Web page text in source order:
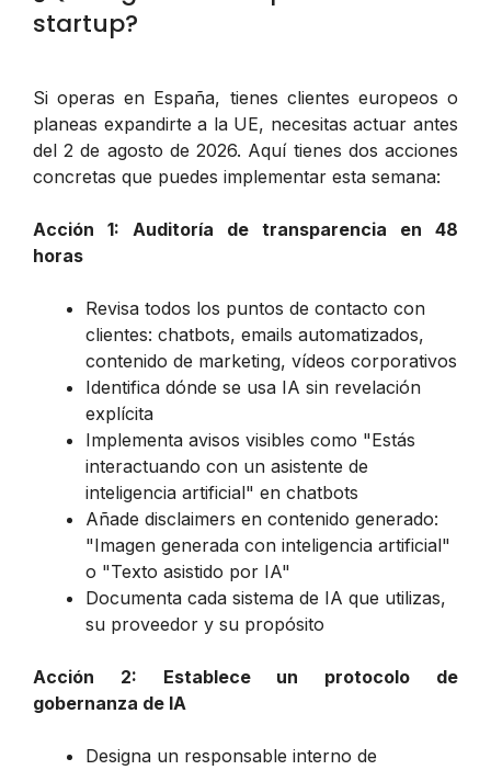
startup?
Si operas en España, tienes clientes europeos o
planeas expandirte a la UE, necesitas actuar antes
del 2 de agosto de 2026. Aquí tienes dos acciones
concretas que puedes implementar esta semana:
Acción 1: Auditoría de transparencia en 48
horas
Revisa todos los puntos de contacto con
clientes: chatbots, emails automatizados,
contenido de marketing, vídeos corporativos
Identifica dónde se usa IA sin revelación
explícita
Implementa avisos visibles como "Estás
interactuando con un asistente de
inteligencia artificial" en chatbots
Añade disclaimers en contenido generado:
"Imagen generada con inteligencia artificial"
o "Texto asistido por IA"
Documenta cada sistema de IA que utilizas,
su proveedor y su propósito
Acción 2: Establece un protocolo de
gobernanza de IA
Designa un responsable interno de